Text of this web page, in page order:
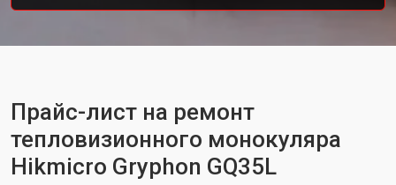
Прайс-лист на ремонт
тепловизионного монокуляра
Hikmicro Gryphon GQ35L